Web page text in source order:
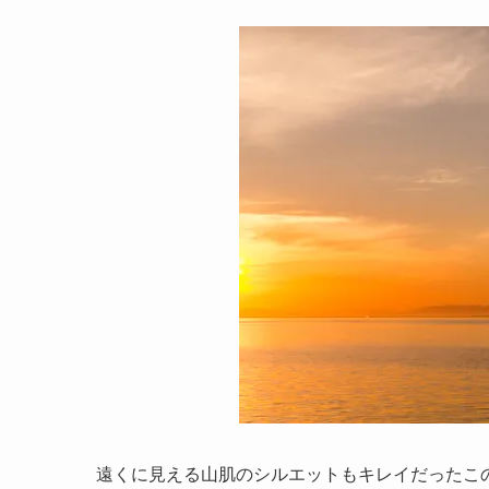
遠くに見える山肌のシルエットもキレイだったこ